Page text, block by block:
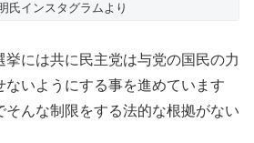
氏インスタグラムより
挙には共に民主党は与党の国民の力
ないようにする事を進めています
そんな制限をする法的な根拠がない